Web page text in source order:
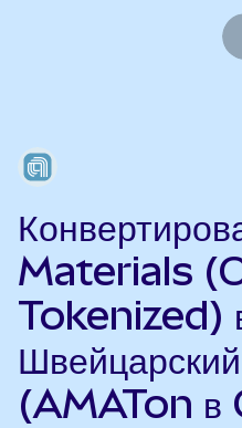
Materials
Tokenized)
(AMATon в